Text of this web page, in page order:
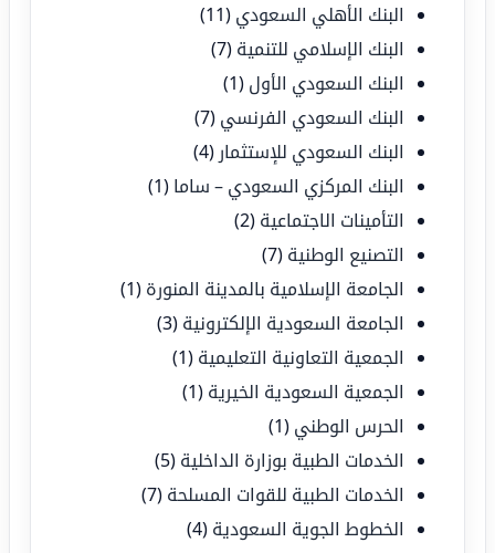
البنك الأهلي السعودي (11)
البنك الإسلامي للتنمية (7)
البنك السعودي الأول (1)
البنك السعودي الفرنسي (7)
البنك السعودي للإستثمار (4)
البنك المركزي السعودي – ساما (1)
التأمينات الاجتماعية (2)
التصنيع الوطنية (7)
الجامعة الإسلامية بالمدينة المنورة (1)
الجامعة السعودية الإلكترونية (3)
الجمعية التعاونية التعليمية (1)
الجمعية السعودية الخيرية (1)
الحرس الوطني (1)
الخدمات الطبية بوزارة الداخلية (5)
الخدمات الطبية للقوات المسلحة (7)
الخطوط الجوية السعودية (4)